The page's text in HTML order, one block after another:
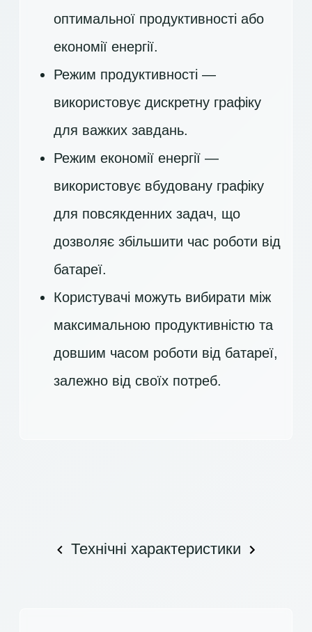
оптимальної продуктивності або
економії енергії.
Режим продуктивності —
використовує дискретну графіку
для важких завдань.
Режим економії енергії —
використовує вбудовану графіку
для повсякденних задач, що
дозволяє збільшити час роботи від
батареї.
Користувачі можуть вибирати між
максимальною продуктивністю та
довшим часом роботи від батареї,
залежно від своїх потреб.
Технічні характеристики